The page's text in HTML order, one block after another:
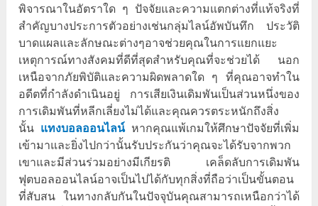
พิจารณาในอัตราใด ๆ ปัจจัยและความแตกต่างที่แท้จริงที่
สำคัญบางประการตัวอย่างเช่นกลุ่มไลน์อัพบันทึก ประวัติ
บาดแผลและลักษณะต่างๆอาจช่วยคุณในการแยกแยะ
เหตุการณ์ทางสังคมที่ดีที่สุดสำหรับคุณที่จะช่วยได้ นอก
เหนือจากภัยพิบัติและความผิดพลาดใด ๆ ที่คุณอาจทำใน
อดีตที่กำลังดำเนินอยู่ การเสียเงินเดิมพันเป็นส่วนหนึ่งของ
การเดิมพันที่หลีกเลี่ยงไม่ได้และคุณควรตระหนักถึงสิ่ง
นั้น แทงบอลออนไลน์ หากคุณแพ้เกมให้ศึกษาปัจจัยที่เพิ่ม
เข้ามาและยิ่งไปกว่านั้นรับประกันว่าคุณจะได้รับจากพวก
เขาและมีส่วนร่วมอย่างมีเกียรติ เคล็ดลับการเดิมพัน
ฟุตบอลออนไลน์อาจเป็นไปได้กับทุกสิ่งที่ถือว่าเป็นขั้นตอน
ที่สับสน ในทางกลับกันในปัจจุบันคุณสามารถเหนือกว่าได้